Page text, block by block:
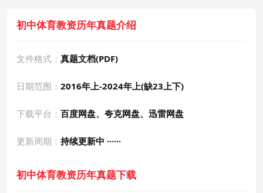
初中体育教资历年真题介绍
文件格式： 真题文档(PDF)
日期范围： 2016年上-2024年上(缺23上下)
下载平台： 百度网盘、夸克网盘、迅雷网盘
更新周期： 持续更新中 ······
初中体育教资历年真题下载